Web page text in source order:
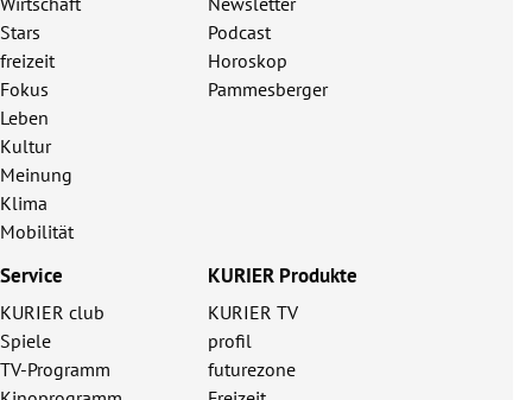
Stars
freizeit
Fokus
Leben
Kultur
Meinung
Klima
Mobilität
Podcast
Horoskop
Pammesberger
Service
KURIER club
Spiele
TV-Programm
KURIER Produkte
KURIER TV
profil
futurezone